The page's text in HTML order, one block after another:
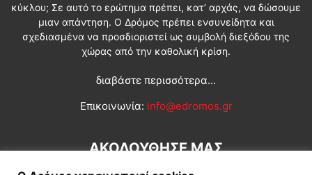
κύκλου; Σε αυτό το ερώτημα πρέπει, κατ’ αρχάς, να δώσουμε
μιαν απάντηση. Ο Δρόμος πρέπει ενσυνείδητα και
σχεδιασμένα να προσδιοριστεί ως συμβολή διεξόδου της
χώρας από την καθολική κρίση.
διαβάστε περισσότερα...
Επικοινωνία: info@edromos.gr
ΑΚΟΛΟΥΘΗΣΕ ΜΑΣ